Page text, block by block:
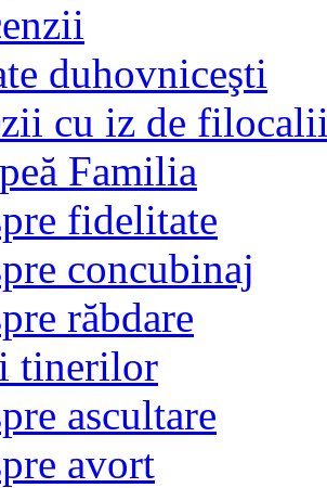
duhovniceşti
cu iz de
Familia
fidelitate
concubinaj
răbdare
tinerilor
ascultare
avort